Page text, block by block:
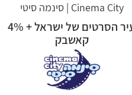
Cinema City | סינמה סיטי
עיר הסרטים של ישראל + 4%
קאשבק